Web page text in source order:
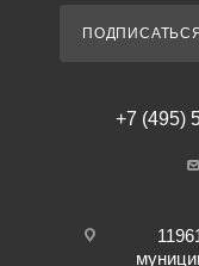
+7 (495)